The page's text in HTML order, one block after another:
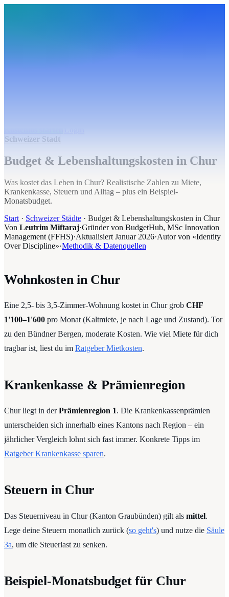
Schweizer Stadt
Budget & Lebenshaltungskosten in Chur
Was kostet das Leben in Chur? Realistische Zahlen zu Miete,
Krankenkasse, Steuern und Alltag – plus ein Beispiel-
Monatsbudget.
Start · Schweizer Städte · Budget & Lebenshaltungskosten in Chur
Von Leutrim Miftaraj·Gründer von BudgetHub, MSc Innovation
Management (FFHS)·Aktualisiert Januar 2026·Autor von «Identity
Over Discipline»·Methodik & Datenquellen
Wohnkosten in Chur
Eine 2,5- bis 3,5-Zimmer-Wohnung kostet in Chur grob CHF
1'100–1'600 pro Monat (Kaltmiete, je nach Lage und Zustand). Tor
zu den Bündner Bergen, moderate Kosten. Wie viel Miete für dich
tragbar ist, liest du im Ratgeber Mietkosten.
Krankenkasse & Prämienregion
Chur liegt in derPrämienregion 1. Die Krankenkassenprämien
unterscheiden sich innerhalb eines Kantons nach Region – ein
jährlicher Vergleich lohnt sich fast immer. Konkrete Tipps im
Ratgeber Krankenkasse sparen.
Steuern in Chur
Das Steuerniveau in Chur (Kanton Graubünden) gilt als mittel.
Lege deine Steuern monatlich zurück (so geht's) und nutze die Säule
3a, um die Steuerlast zu senken.
Beispiel-Monatsbudget für Chur